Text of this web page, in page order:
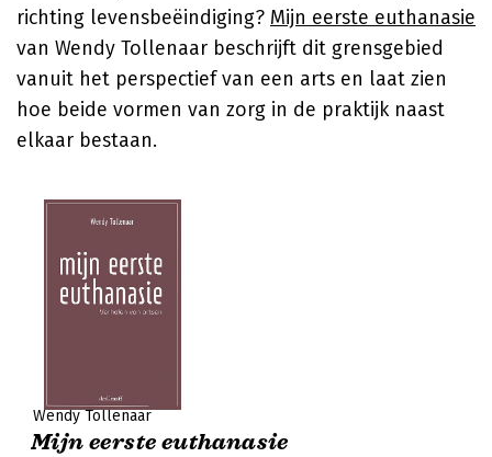
richting levensbeëindiging? Mijn eerste euthanasie
van Wendy Tollenaar beschrijft dit grensgebied
vanuit het perspectief van een arts en laat zien
hoe beide vormen van zorg in de praktijk naast
elkaar bestaan.
Wendy Tollenaar
Mijn eerste euthanasie